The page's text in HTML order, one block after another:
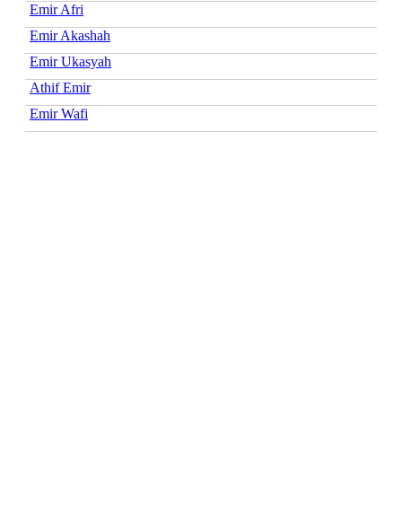
Emir Afri
Emir Akashah
Emir Ukasyah
Athif Emir
Emir Wafi